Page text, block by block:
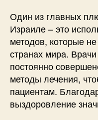
Один из главных
Израиле – это
методов, которые
странах мира.
постоянно
методы лечения,
пациентам.
выздоровление